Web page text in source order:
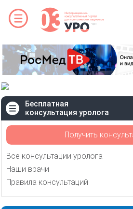
Бесплатная
консультация уролога
Получить
Все консультации уролога
Наши врачи
Правила консультаций